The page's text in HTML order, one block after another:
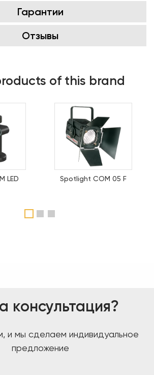
Гарантии
Отзывы
of this brand
LED Spotlight COM 05 F
1 2 3
консультация?
и мы сделаем индивидуальное
предложение